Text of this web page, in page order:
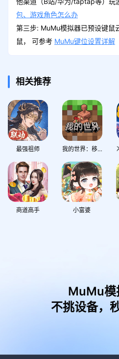
包、游戏角色怎么办
第三步: MuMu模拟器已预设键鼠
鼠， 可参考 MuMu键位设置详解
相关推荐
最强祖师 我的世界：移动版
商道高手 小富婆
MuMu模
不挑设备，